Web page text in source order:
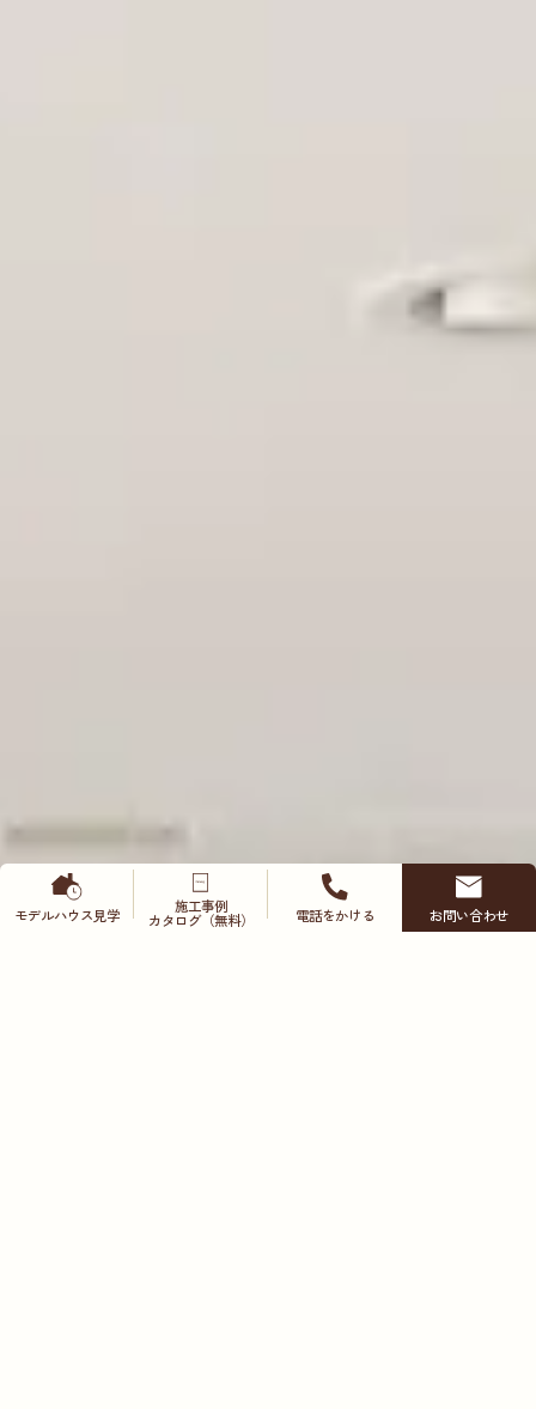
モデルハウス見学 施工事例
カタログ（無料） 電話をかける お問い合わせ